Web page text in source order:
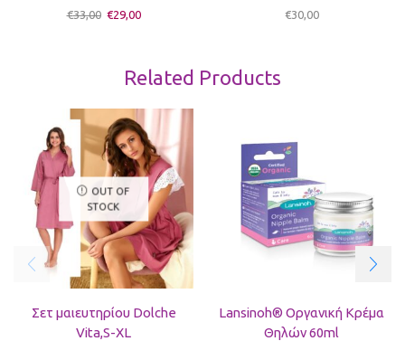
€33,00 €29,00 €30,00
Related Products
OUT OF
STOCK
Σετ μαιευτηρίου Dolche
Vita,S-XL
Lansinoh® Οργανική Κρέμα
Θηλών 60ml